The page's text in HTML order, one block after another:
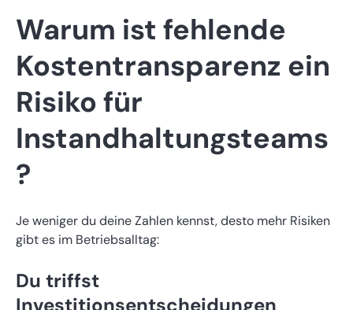
Warum ist fehlende
Kostentransparenz ein
Risiko für
Instandhaltungsteams
?
Je weniger du deine Zahlen kennst, desto mehr Risiken
gibt es im Betriebsalltag:
Du triffst
Investitionsentscheidungen